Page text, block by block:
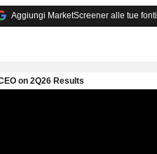
Aggiungi MarketScreener alle tue fonti